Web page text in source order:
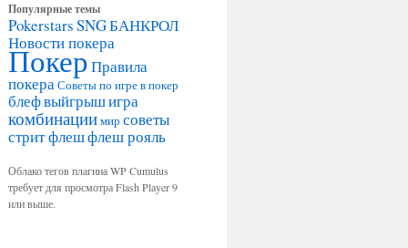
Популярные темы
PokerstarsSNGБАНКРОЛ
Новости покера
ПокерПравила
покераСоветы по игре в покер
блефвыйгрышигра
комбинациимир советы
стрит флешфлеш рояль
Облако тегов плагина WP Cumulus
требует для просмотра Flash Player 9
или выше.